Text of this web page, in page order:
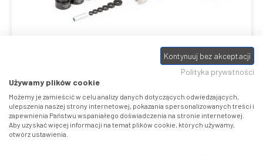
Klucze do suportu
Park Tool
1999,00 ZŁ1
Kontynuuj bez akceptacji
Polityka prywatności
Używamy plików cookie
Możemy je zamieścić w celu analizy danych dotyczących odwiedzających,
ulepszenia naszej strony internetowej, pokazania spersonalizowanych treści i
zapewnienia Państwu wspaniałego doświadczenia na stronie internetowej.
Aby uzyskać więcej informacji na temat plików cookie, których używamy,
otwórz ustawienia.